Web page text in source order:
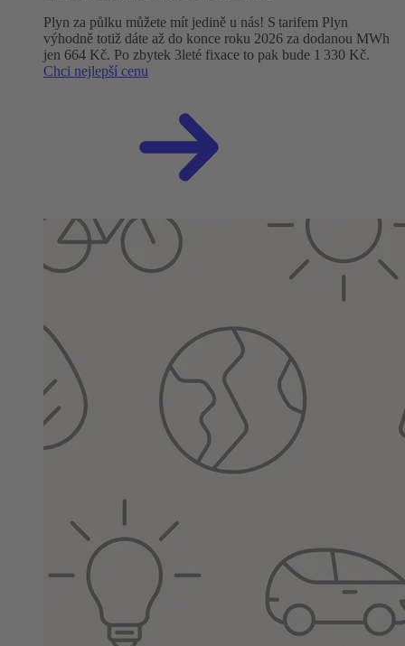
Plyn za půlku můžete mít jedině u nás! S tarifem Plyn
výhodně totiž dáte až do konce roku 2026 za dodanou MWh
jen 664 Kč. Po zbytek 3leté fixace to pak bude 1 330 Kč.
Chci nejlepší cenu